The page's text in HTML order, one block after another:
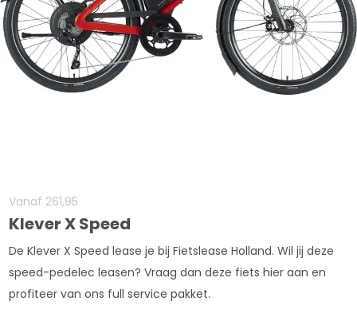
Vanaf 261,95
Klever X Speed
De Klever X Speed lease je bij Fietslease Holland. Wil jij deze
speed-pedelec leasen? Vraag dan deze fiets hier aan en
profiteer van ons full service pakket.